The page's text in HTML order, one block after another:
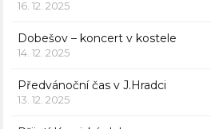
16. 12. 2025
Dobešov – koncert v kostele
14. 12. 2025
Předvánoční čas v J.Hradci
13. 12. 2025